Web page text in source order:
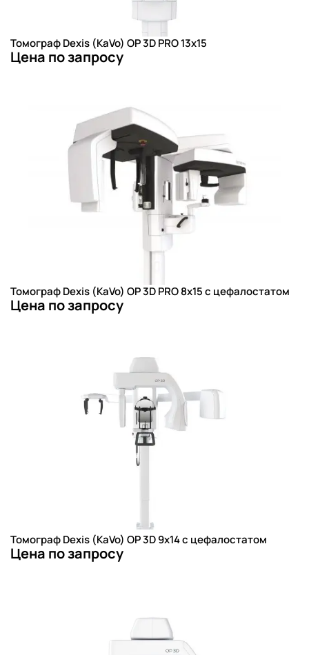
Томограф Dexis (KaVo) OP 3D PRO 13x15
Цена по запросу
Томограф Dexis (KaVo) OP 3D PRO 8x15 с цефалостатом
Цена по запросу
Томограф Dexis (KaVo) OP 3D 9х14 с цефалостатом
Цена по запросу